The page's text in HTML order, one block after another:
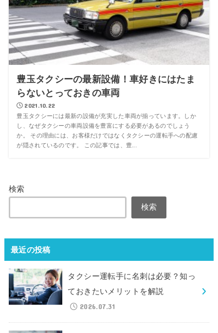
豊玉タクシーの最新設備！車好きにはたま
らないとっておきの車両
2021.10.22
豊玉タクシーには最新の設備が充実した車両が揃っています。しか
し、なぜタクシーの車両設備を豊富にする必要があるのでしょう
か。 その理由には、お客様だけではなくタクシーの運転手への配慮
が隠されているのです。 この記事では、豊...
検索
検索
最近の投稿
タクシー運転手に名刺は必要？知っ
ておきたいメリットを解説
2026.07.31